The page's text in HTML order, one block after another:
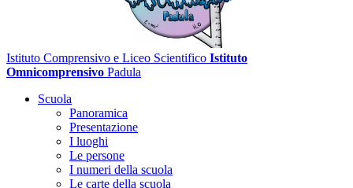
Istituto Comprensivo e Liceo Scientifico Istituto
Omnicomprensivo Padula
Scuola
Panoramica
Presentazione
I luoghi
Le persone
I numeri della scuola
Le carte della scuola